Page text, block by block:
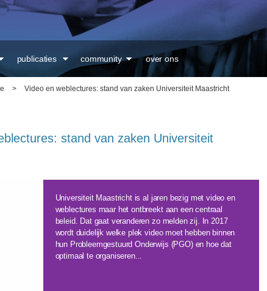
publicaties community over ons
> Video en weblectures: stand van zaken Universiteit Maastricht
stand van zaken Universiteit
Universiteit Maastricht is al jaren bezig met video en
weblectures maar het ontbreekt aan een centraal
beleid. Dat gaat veranderen zo melden zij. In 2017
wordt duidelijk welke plek video moet hebben binnen
hun Probleemgestuurd Onderwijs (PGO) en hoe dat
optimaal te organiseren...